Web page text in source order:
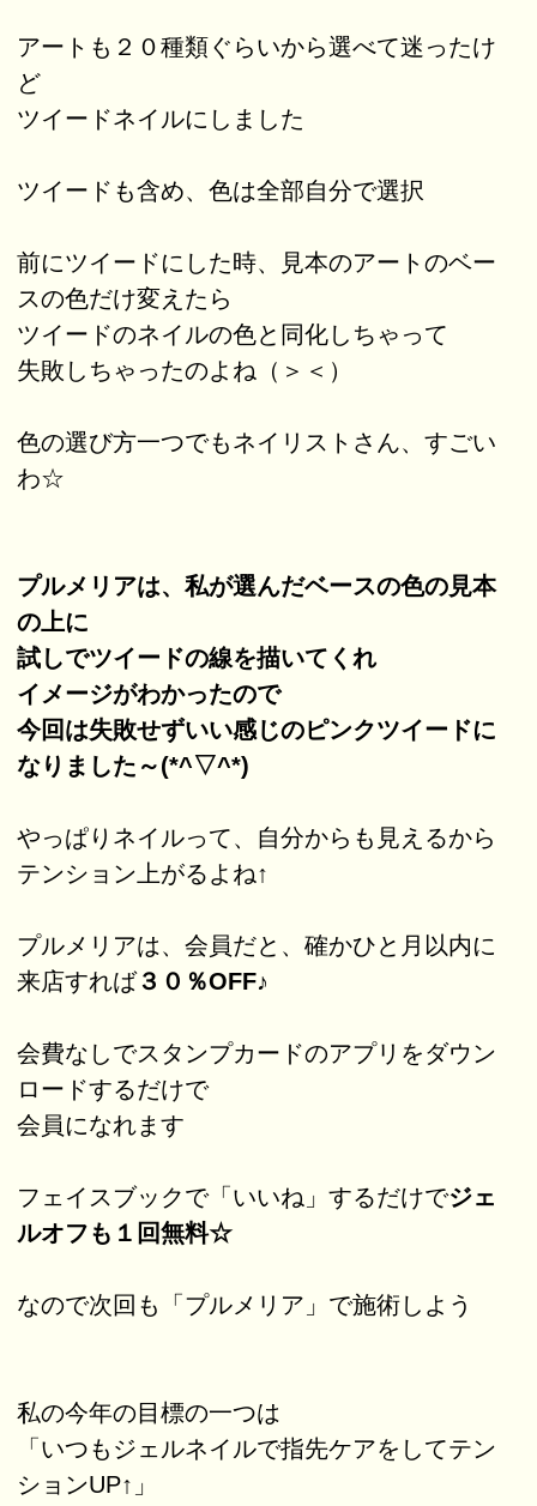
アートも２０種類ぐらいから選べて迷ったけ
ど
ツイードネイルにしました
ツイードも含め、色は全部自分で選択
前にツイードにした時、見本のアートのベー
スの色だけ変えたら
ツイードのネイルの色と同化しちゃって
失敗しちゃったのよね（＞＜）
色の選び方一つでもネイリストさん、すごい
わ☆
プルメリアは、私が選んだベースの色の見本
の上に
試しでツイードの線を描いてくれ
イメージがわかったので
今回は失敗せずいい感じのピンクツイードに
なりました～(*^▽^*)
やっぱりネイルって、自分からも見えるから
テンション上がるよね↑
プルメリアは、会員だと、確かひと月以内に
来店すれば３０％OFF♪
会費なしでスタンプカードのアプリをダウン
ロードするだけで
会員になれます
フェイスブックで「いいね」するだけでジェ
ルオフも１回無料☆
なので次回も「プルメリア」で施術しよう
私の今年の目標の一つは
「いつもジェルネイルで指先ケアをしてテン
ションUP↑」